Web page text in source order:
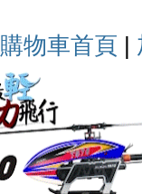
購物車首頁 |